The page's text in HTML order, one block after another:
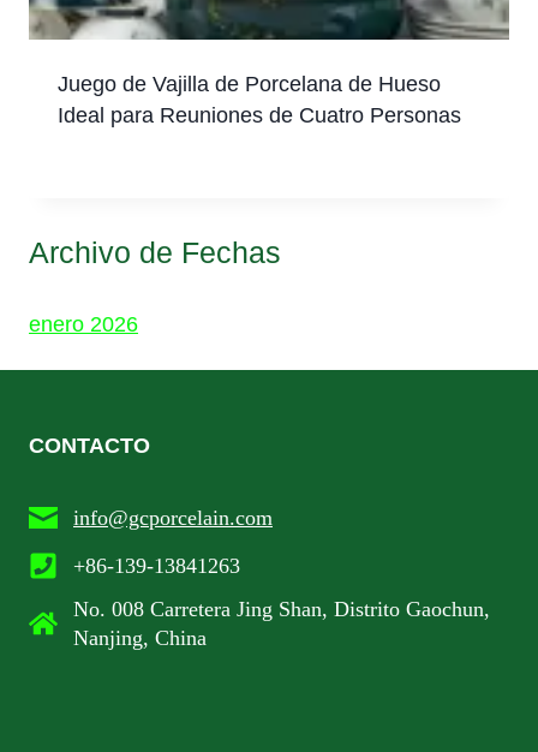
Juego de Vajilla de Porcelana de Hueso
Ideal para Reuniones de Cuatro Personas
Archivo de Fechas
enero 2026
CONTACTO
info@gcporcelain.com
+86-139-13841263
No. 008 Carretera Jing Shan, Distrito Gaochun,
Nanjing, China